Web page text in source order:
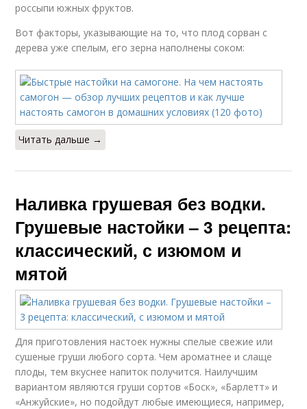
россыпи южных фруктов.
Вот факторы, указывающие на то, что плод сорван с
дерева уже спелым, его зерна наполнены соком:
Читать дальше →
Наливка грушевая без водки.
Грушевые настойки – 3 рецепта:
классический, с изюмом и
мятой
Для приготовления настоек нужны спелые свежие или
сушеные груши любого сорта. Чем ароматнее и слаще
плоды, тем вкуснее напиток получится. Наилучшим
вариантом являются груши сортов «Боск», «Барлетт» и
«Анжуйские», но подойдут любые имеющиеся, например,